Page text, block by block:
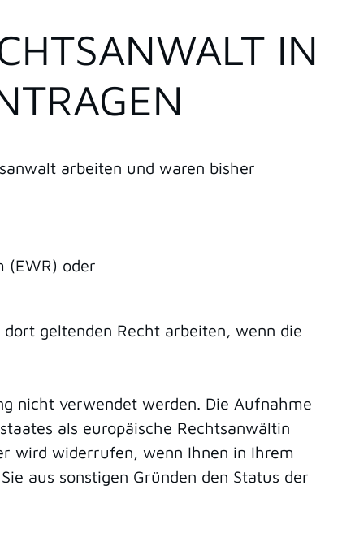
IN
arbeiten und waren bisher
(EWR) oder
geltenden Recht arbeiten, wenn die
nicht verwendet werden. Die Aufnahme
als europäische Rechtsanwältin
wird widerrufen, wenn Ihnen in Ihrem
aus sonstigen Gründen den Status der